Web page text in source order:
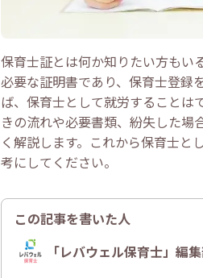
保育士証とは何か知りたい方もい
必要な証明書であり、保育士登録
ば、保育士として就労することは
きの流れや必要書類、紛失した場
く解説します。これから保育士と
考にしてください。
この記事を書いた人
「レバウェル保育士」編